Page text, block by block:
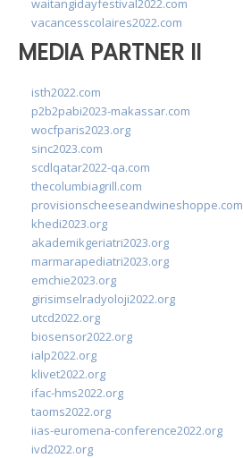
waitangidayfestival2022.com
vacancesscolaires2022.com
MEDIA PARTNER II
isth2022.com
p2b2pabi2023-makassar.com
wocfparis2023.org
sinc2023.com
scdlqatar2022-qa.com
thecolumbiagrill.com
provisionscheeseandwineshoppe.com
khedi2023.org
akademikgeriatri2023.org
marmarapediatri2023.org
emchie2023.org
girisimselradyoloji2022.org
utcd2022.org
biosensor2022.org
ialp2022.org
klivet2022.org
ifac-hms2022.org
taoms2022.org
iias-euromena-conference2022.org
ivd2022.org